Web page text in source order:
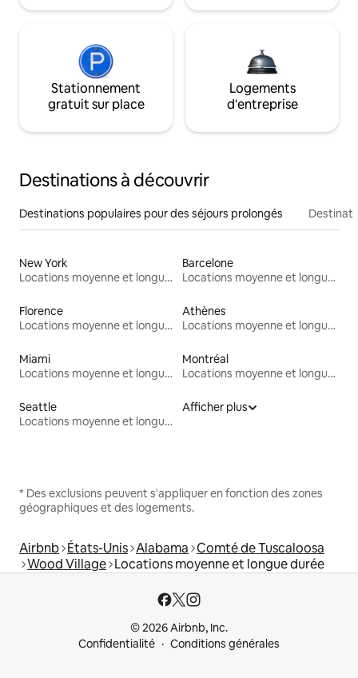
Stationnement
gratuit sur place
Logements
d'entreprise
Destinations à découvrir
Destinations populaires pour des séjours prolongés
New York
Locations moyenne et longue durée
Barcelone
Locations moyenne et longue durée
Florence
Locations moyenne et longue durée
Athènes
Locations moyenne et longue durée
Miami
Locations moyenne et longue durée
Montréal
Locations moyenne et longue durée
Seattle
Locations moyenne et longue durée
Afficher plus
* Des exclusions peuvent s'appliquer en fonction des zones
géographiques et des logements.
Airbnb États-Unis Alabama Comté de Tuscaloosa
Wood Village Locations moyenne et longue durée
© 2026 Airbnb, Inc.
Confidentialité
Conditions générales